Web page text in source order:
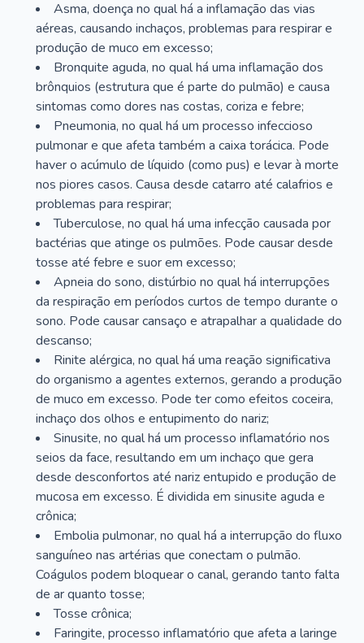
Asma, doença no qual há a inflamação das vias
aéreas, causando inchaços, problemas para respirar e
produção de muco em excesso;
Bronquite aguda, no qual há uma inflamação dos
brônquios (estrutura que é parte do pulmão) e causa
sintomas como dores nas costas, coriza e febre;
Pneumonia, no qual há um processo infeccioso
pulmonar e que afeta também a caixa torácica. Pode
haver o acúmulo de líquido (como pus) e levar à morte
nos piores casos. Causa desde catarro até calafrios e
problemas para respirar;
Tuberculose, no qual há uma infecção causada por
bactérias que atinge os pulmões. Pode causar desde
tosse até febre e suor em excesso;
Apneia do sono, distúrbio no qual há interrupções
da respiração em períodos curtos de tempo durante o
sono. Pode causar cansaço e atrapalhar a qualidade do
descanso;
Rinite alérgica, no qual há uma reação significativa
do organismo a agentes externos, gerando a produção
de muco em excesso. Pode ter como efeitos coceira,
inchaço dos olhos e entupimento do nariz;
Sinusite, no qual há um processo inflamatório nos
seios da face, resultando em um inchaço que gera
desde desconfortos até nariz entupido e produção de
mucosa em excesso. É dividida em sinusite aguda e
crônica;
Embolia pulmonar, no qual há a interrupção do fluxo
sanguíneo nas artérias que conectam o pulmão.
Coágulos podem bloquear o canal, gerando tanto falta
de ar quanto tosse;
Tosse crônica;
Faringite, processo inflamatório que afeta a laringe